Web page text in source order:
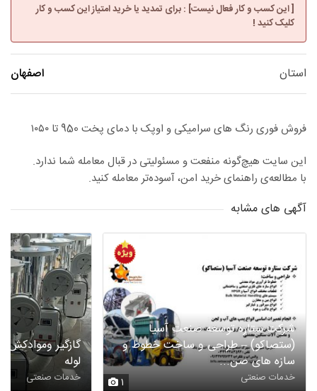
[ این کسب و کار فعال نیست] : برای تمدید یا خرید امتیاز این کسب و کار
کلیک کنید !
استان اصفهان
فروش فوری رنگ های سرامیکی و اوپک با دمای پخت 950 تا ۱۰۵۰
این سایت هیچ‌گونه منفعت و مسئولیتی در قبال معامله شما ندارد.
با مطالعه‌ی راهنمای خرید امن، آسوده‌تر معامله کنید.
آگهی های مشابه
1
شرکت ستاره توسعه صنعت آسیا
(ستصاکو) – طراحی و ساخت خطوط و
سازه های صن...
خدمات صنعتی
گازگیر وموادکش
لوله
خدمات صنعتی